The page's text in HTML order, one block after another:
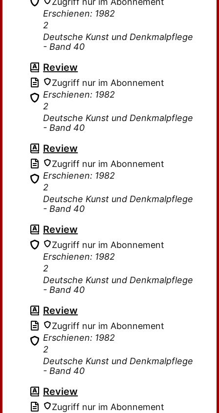
Erschienen: 1982
2
Deutsche Kunst und Denkmalpflege
- Band 40
Review
Zugriff nur im Abonnement
Erschienen: 1982
2
Deutsche Kunst und Denkmalpflege
- Band 40
Review
Zugriff nur im Abonnement
Erschienen: 1982
2
Deutsche Kunst und Denkmalpflege
- Band 40
Review
Zugriff nur im Abonnement
Erschienen: 1982
2
Deutsche Kunst und Denkmalpflege
- Band 40
Review
Zugriff nur im Abonnement
Erschienen: 1982
2
Deutsche Kunst und Denkmalpflege
- Band 40
Review
Zugriff nur im Abonnement